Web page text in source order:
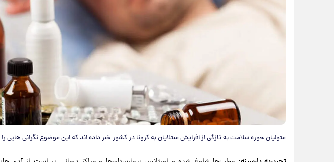
متولیان حوزه سلامت به تازگی از افزایش مبتلایان به کرونا در کشور خبر داده اند که این موضوع نگرانی هایی